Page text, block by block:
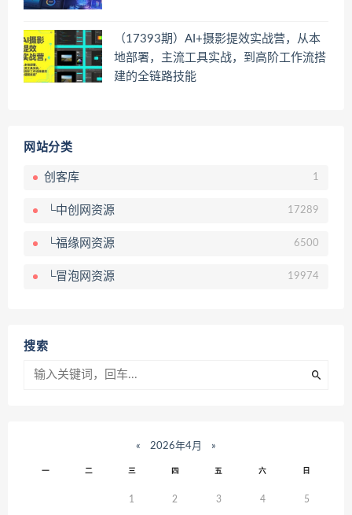
（17393期）AI+摄影提效实战营，从本
地部署，主流工具实战，到高阶工作流搭
建的全链路技能
网站分类
创客库 1
└中创网资源 17289
└福缘网资源 6500
└冒泡网资源 19974
搜索
« 2026年4月 »
一 二 三 四 五 六 日
1 2 3 4 5